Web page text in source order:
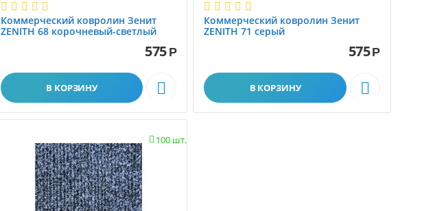
Коммерческий ковролин Зенит
ZENITH 68 корочневый-светлый
575 Р
В КОРЗИНУ 
Коммерческий ковролин Зенит
ZENITH 71 серый
575Р
В КОРЗИНУ 
100 шт.
